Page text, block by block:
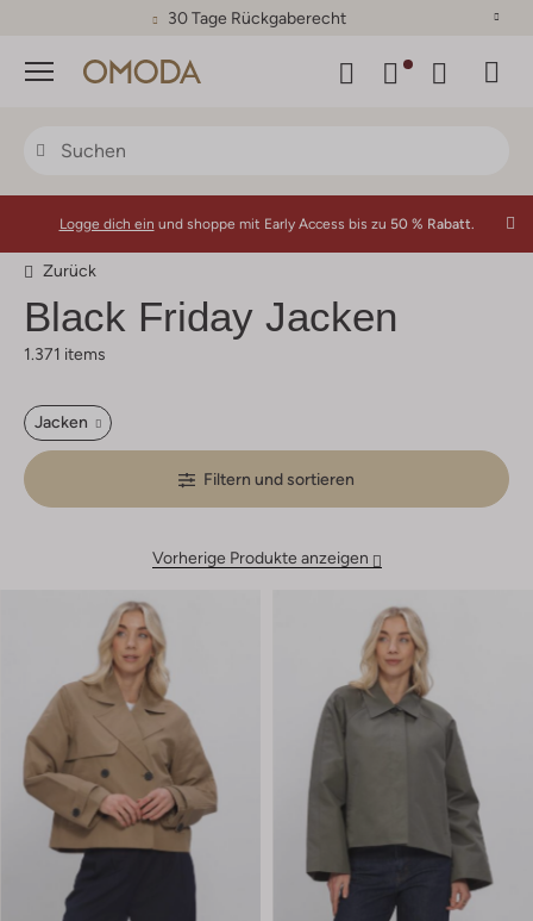
30 Tage Rückgaberecht
Menü
Logge dich ein und shoppe mit Early Access bis zu 50 % Rabatt.
Zurück
Black Friday Jacken
1.371 items
Jacken
Filtern und sortieren
Vorherige Produkte anzeigen